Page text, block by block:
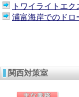
トワイライトエ
浦富海岸でのドロ
関西対策室